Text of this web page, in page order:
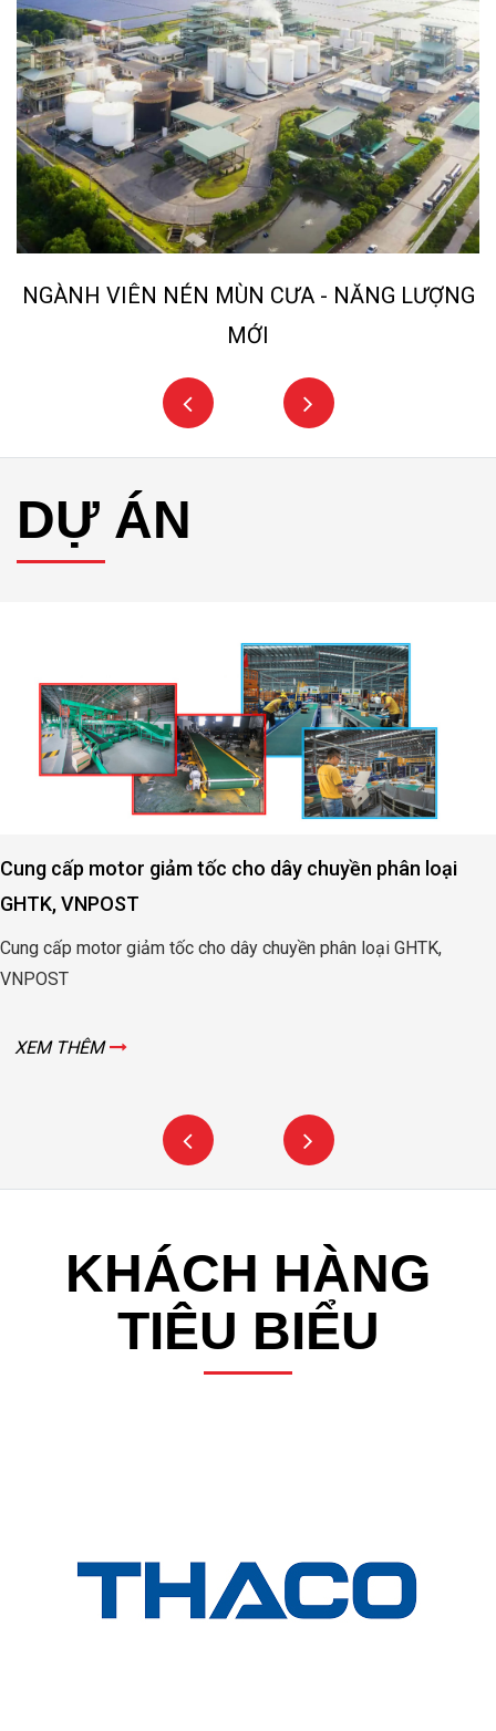
NGÀNH VIÊN NÉN MÙN CƯA - NĂNG LƯỢNG
MỚI
DỰ ÁN
Cung cấp motor giảm tốc cho dây chuyền phân loại
GHTK, VNPOST
Cung cấp motor giảm tốc cho dây chuyền phân loại GHTK,
VNPOST
XEM THÊM
KHÁCH HÀNG
TIÊU BIỂU